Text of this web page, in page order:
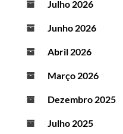
Julho 2026
Junho 2026
Abril 2026
Março 2026
Dezembro 2025
Julho 2025